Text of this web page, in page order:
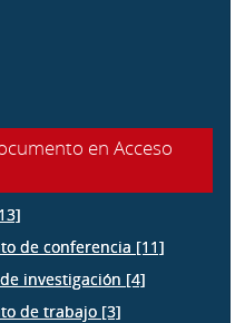
en Acceso
de conferencia [11]
investigación [4]
de trabajo [3]